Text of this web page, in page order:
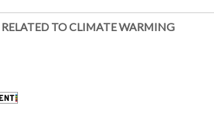
TO CLIMATE WARMING